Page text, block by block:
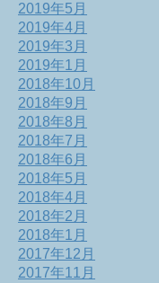
2019年5月
2019年4月
2019年3月
2019年1月
2018年10月
2018年9月
2018年8月
2018年7月
2018年6月
2018年5月
2018年4月
2018年2月
2018年1月
2017年12月
2017年11月